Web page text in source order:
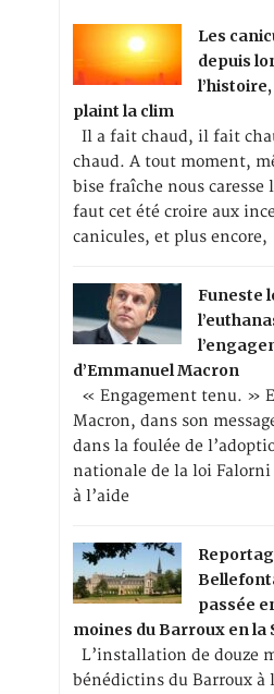
Les
depuis
plaint la clim
Il a fait chaud, il fait
chaud. A tout moment,
bise fraîche nous caresse
faut cet été croire aux
canicules, et plus encore,
Funeste
d’Emmanuel Macron
« Engagement tenu. »
Macron, dans son
dans la foulée de
nationale de la loi
à l’aide
passée
moines du Barroux en la
L’installation de douze
bénédictins du Barroux à